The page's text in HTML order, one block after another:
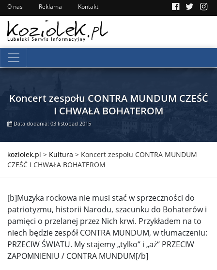
O nas Reklama Kontakt
Koncert zespołu CONTRA MUNDUM CZEŚĆ
I CHWAŁA BOHATEROM
Data dodania: 03 listopad 2015
koziolek.pl > Kultura > Koncert zespołu CONTRA MUNDUM
CZEŚĆ I CHWAŁA BOHATEROM
[b]Muzyka rockowa nie musi stać w sprzeczności do
patriotyzmu, historii Narodu, szacunku do Bohaterów i
pamięci o przelanej przez Nich krwi. Przykładem na to
niech będzie zespół CONTRA MUNDUM, w tłumaczeniu:
PRZECIW ŚWIATU. My stajemy „tylko“ i „aż“ PRZECIW
ZAPOMNIENIU / CONTRA MUNDUM[/b]